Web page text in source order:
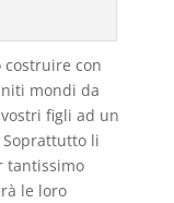
costruire con
mondi da
figli ad un
li
tantissimo
le loro